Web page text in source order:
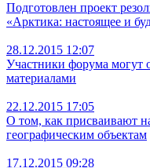
Подготовлен проект
«Арктика: настоящее и
28.12.2015 12:07
Участники форума могут
материалами
22.12.2015 17:05
О том, как присваивают
географическим объектам
17.12.2015 09:28